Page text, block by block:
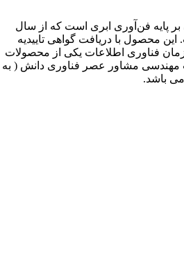
بر پایه فن‌آوری ابری است که از سال
این محصول با دریافت گواهی تاییدیه
207472 از سازمان فناوری اطلاعات یکی از محصولات
مشاور عصر فناوری دانش ( به